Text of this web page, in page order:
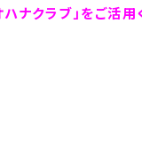
ナクラブ」をご活用